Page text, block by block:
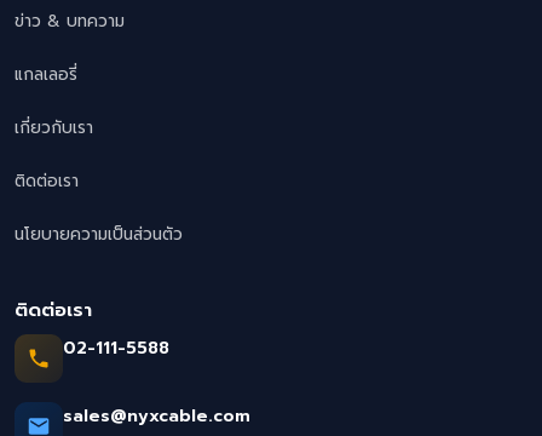
ข่าว & บทความ
แกลเลอรี่
เกี่ยวกับเรา
ติดต่อเรา
นโยบายความเป็นส่วนตัว
ติดต่อเรา
02-111-5588
sales@nyxcable.com